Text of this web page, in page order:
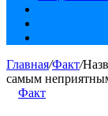
Главная/Факт/
самым
Факт